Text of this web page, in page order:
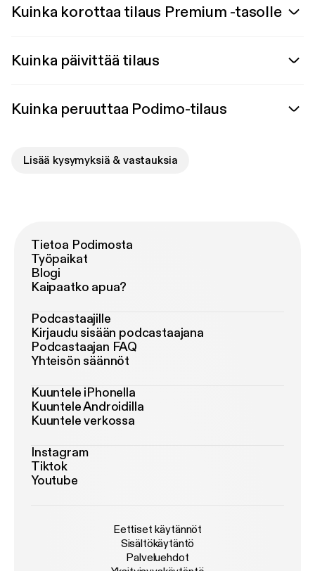
Kuinka korottaa tilaus Premium -tasolle
Kuinka päivittää tilaus
Kuinka peruuttaa Podimo-tilaus
Lisää kysymyksiä & vastauksia
Tietoa Podimosta
Työpaikat
Blogi
Kaipaatko apua?
Podcastaajille
Kirjaudu sisään podcastaajana
Podcastaajan FAQ
Yhteisön säännöt
Kuuntele iPhonella
Kuuntele Androidilla
Kuuntele verkossa
Instagram
Tiktok
Youtube
Eettiset käytännöt
Sisältökäytäntö
Palveluehdot